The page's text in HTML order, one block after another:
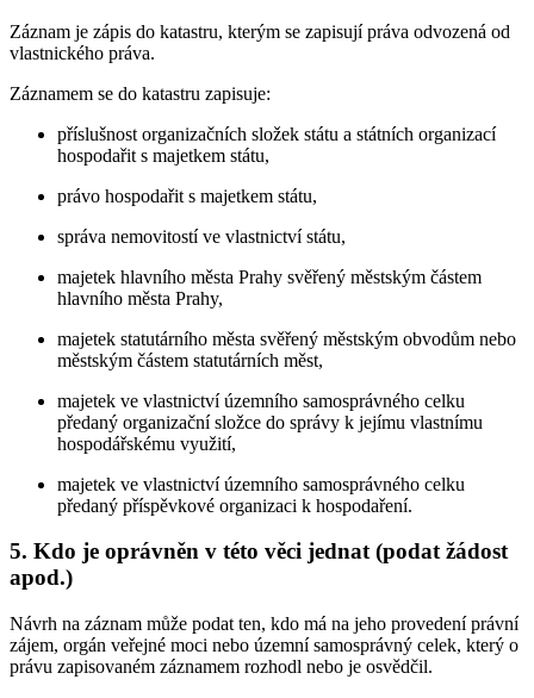
Záznam je zápis do katastru, kterým se zapisují práva odvozená od
vlastnického práva.
Záznamem se do katastru zapisuje:
příslušnost organizačních složek státu a státních organizací
hospodařit s majetkem státu,
právo hospodařit s majetkem státu,
správa nemovitostí ve vlastnictví státu,
majetek hlavního města Prahy svěřený městským částem
hlavního města Prahy,
majetek statutárního města svěřený městským obvodům nebo
městským částem statutárních měst,
majetek ve vlastnictví územního samosprávného celku
předaný organizační složce do správy k jejímu vlastnímu
hospodářskému využití,
majetek ve vlastnictví územního samosprávného celku
předaný příspěvkové organizaci k hospodaření.
5. Kdo je oprávněn v této věci jednat (podat žádost
apod.)
Návrh na záznam může podat ten, kdo má na jeho provedení právní
zájem, orgán veřejné moci nebo územní samosprávný celek, který o
právu zapisovaném záznamem rozhodl nebo je osvědčil.